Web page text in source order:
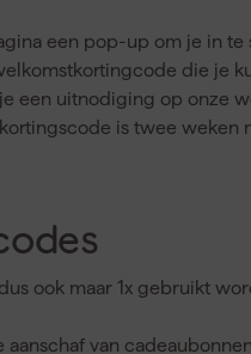
een pop-up om je in
die je
een uitnodiging op onze
is twee weken
ook maar 1x gebruikt
van cadeaubonnen